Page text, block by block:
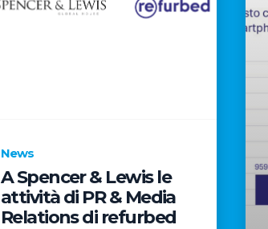
News
A Spencer & Lewis le
attività di PR & Media
Relations di refurbed